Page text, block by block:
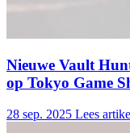
Nieuwe Vault
op Tokyo Game
28 sep. 2025 Lees